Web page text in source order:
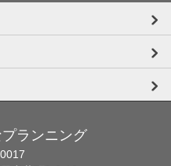
ランニング